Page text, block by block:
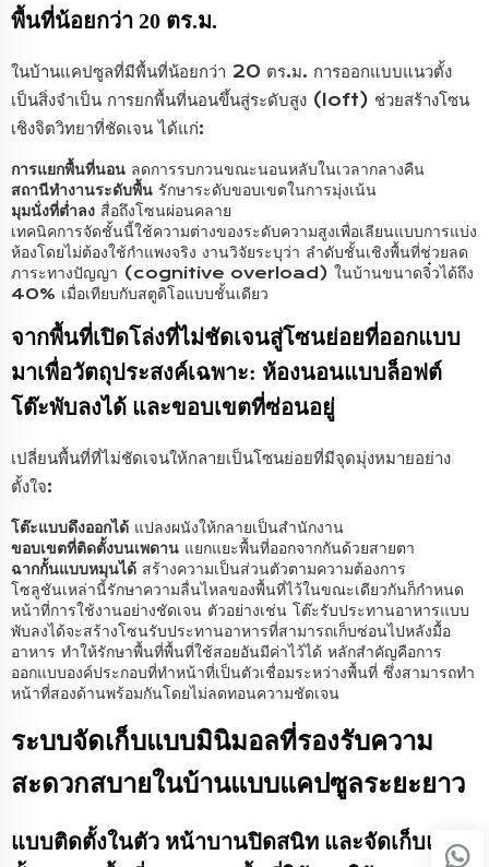
พื้นที่น้อยกว่า 20 ตร.ม.
ในบ้านแคปซูลที่มีพื้นที่น้อยกว่า 20 ตร.ม. การออกแบบแนวตั้ง
เป็นสิ่งจำเป็น การยกพื้นที่นอนขึ้นสู่ระดับสูง (loft) ช่วยสร้างโซน
เชิงจิตวิทยาที่ชัดเจน ได้แก่:
การแยกพื้นที่นอน ลดการรบกวนขณะนอนหลับในเวลากลางคืน
สถานีทำงานระดับพื้น รักษาระดับขอบเขตในการมุ่งเน้น
มุมนั่งที่ต่ำลง สื่อถึงโซนผ่อนคลาย
เทคนิคการจัดชั้นนี้ใช้ความต่างของระดับความสูงเพื่อเลียนแบบการแบ่ง
ห้องโดยไม่ต้องใช้กำแพงจริง งานวิจัยระบุว่า ลำดับชั้นเชิงพื้นที่ช่วยลด
ภาระทางปัญญา (cognitive overload) ในบ้านขนาดจิ๋วได้ถึง
40% เมื่อเทียบกับสตูดิโอแบบชั้นเดียว
จากพื้นที่เปิดโล่งที่ไม่ชัดเจนสู่โซนย่อยที่ออกแบบ
มาเพื่อวัตถุประสงค์เฉพาะ: ห้องนอนแบบล็อฟต์
โต๊ะพับลงได้ และขอบเขตที่ซ่อนอยู่
เปลี่ยนพื้นที่ที่ไม่ชัดเจนให้กลายเป็นโซนย่อยที่มีจุดมุ่งหมายอย่าง
ตั้งใจ:
โต๊ะแบบดึงออกได้ แปลงผนังให้กลายเป็นสำนักงาน
ขอบเขตที่ติดตั้งบนเพดาน แยกแยะพื้นที่ออกจากกันด้วยสายตา
ฉากกั้นแบบหมุนได้ สร้างความเป็นส่วนตัวตามความต้องการ
โซลูชันเหล่านี้รักษาความลื่นไหลของพื้นที่ไว้ในขณะเดียวกันก็กำหนด
หน้าที่การใช้งานอย่างชัดเจน ตัวอย่างเช่น โต๊ะรับประทานอาหารแบบ
พับลงได้จะสร้างโซนรับประทานอาหารที่สามารถเก็บซ่อนไปหลังมื้อ
อาหาร ทำให้รักษาพื้นที่พื้นที่ใช้สอยอันมีค่าไว้ได้ หลักสำคัญคือการ
ออกแบบองค์ประกอบที่ทำหน้าที่เป็นตัวเชื่อมระหว่างพื้นที่ ซึ่งสามารถทำ
หน้าที่สองด้านพร้อมกันโดยไม่ลดทอนความชัดเจน
ระบบจัดเก็บแบบมินิมอลที่รองรับความ
สะดวกสบายในบ้านแบบแคปซูลระยะยาว
แบบติดตั้งในตัว หน้าบานปิดสนิท และจัดเก็บแนว